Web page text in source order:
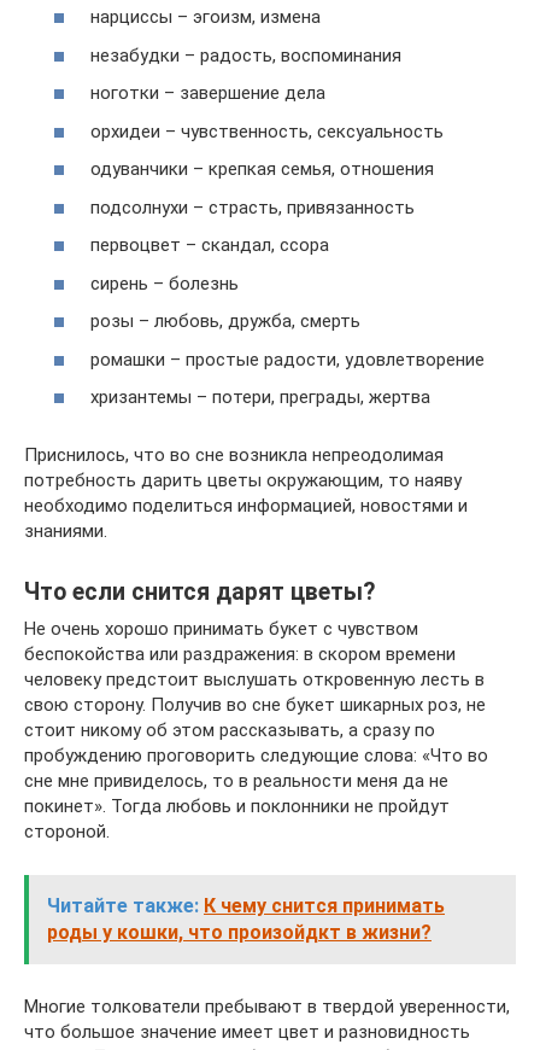
нарциссы – эгоизм, измена
незабудки – радость, воспоминания
ноготки – завершение дела
орхидеи – чувственность, сексуальность
одуванчики – крепкая семья, отношения
подсолнухи – страсть, привязанность
первоцвет – скандал, ссора
сирень – болезнь
розы – любовь, дружба, смерть
ромашки – простые радости, удовлетворение
хризантемы – потери, преграды, жертва
Приснилось, что во сне возникла непреодолимая
потребность дарить цветы окружающим, то наяву
необходимо поделиться информацией, новостями и
знаниями.
Что если снится дарят цветы?
Не очень хорошо принимать букет с чувством
беспокойства или раздражения: в скором времени
человеку предстоит выслушать откровенную лесть в
свою сторону. Получив во сне букет шикарных роз, не
стоит никому об этом рассказывать, а сразу по
пробуждению проговорить следующие слова: «Что во
сне мне привиделось, то в реальности меня да не
покинет». Тогда любовь и поклонники не пройдут
стороной.
Читайте также: К чему снится принимать
роды у кошки, что произойдкт в жизни?
Многие толкователи пребывают в твердой уверенности,
что большое значение имеет цвет и разновидность